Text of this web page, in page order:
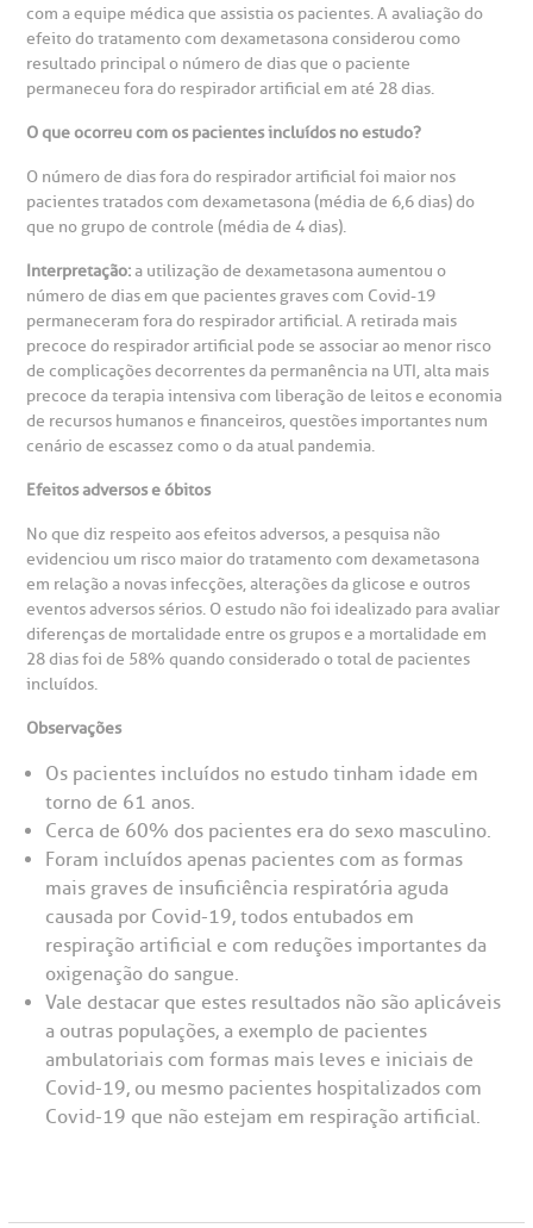
Clínica Medicina da Mulher
Saiba mais
Endereço:
R. Colômbia, 332
CEP: 01438-000 | Jardim Paulista
de Bioética
de Sangue
de órgãos
de cuidado
e perdidos
com a equipe médica que assistia os pacientes. A avaliação do
efeito do tratamento com dexametasona considerou como
resultado principal o número de dias que o paciente
permaneceu fora do respirador artificial em até 28 dias.
O que ocorreu com os pacientes incluídos no estudo?
O número de dias fora do respirador artificial foi maior nos
pacientes tratados com dexametasona (média de 6,6 dias) do
que no grupo de controle (média de 4 dias).
Interpretação:a utilização de dexametasona aumentou o
número de dias em que pacientes graves com Covid-19
permaneceram fora do respirador artificial. A retirada mais
precoce do respirador artificial pode se associar ao menor risco
de complicações decorrentes da permanência na UTI, alta mais
precoce da terapia intensiva com liberação de leitos e economia
de recursos humanos e financeiros, questões importantes num
cenário de escassez como o da atual pandemia.
Efeitos adversos e óbitos
No que diz respeito aos efeitos adversos, a pesquisa não
evidenciou um risco maior do tratamento com dexametasona
em relação a novas infecções, alterações da glicose e outros
eventos adversos sérios. O estudo não foi idealizado para avaliar
diferenças de mortalidade entre os grupos e a mortalidade em
28 dias foi de 58% quando considerado o total de pacientes
incluídos.
Observações
Os pacientes incluídos no estudo tinham idade em
torno de 61 anos.
Cerca de 60% dos pacientes era do sexo masculino.
Foram incluídos apenas pacientes com as formas
mais graves de insuficiência respiratória aguda
causada por Covid-19, todos entubados em
respiração artificial e com reduções importantes da
oxigenação do sangue.
Vale destacar que estes resultados não são aplicáveis
a outras populações, a exemplo de pacientes
ambulatoriais com formas mais leves e iniciais de
Covid-19, ou mesmo pacientes hospitalizados com
Covid-19 que não estejam em respiração artificial.